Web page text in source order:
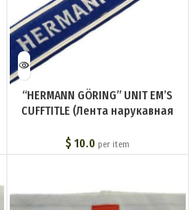
“HERMANN GÖRING” UNIT EM’S
CUFFTITLE (Лента нарукавная
$ 10.0 per item